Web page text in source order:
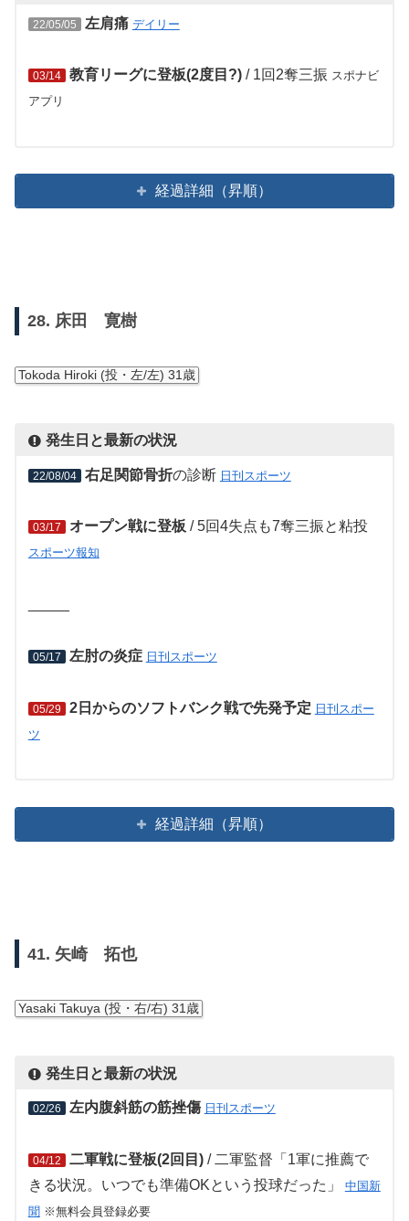
22/05/05 左肩痛 デイリー
03/14 教育リーグに登板(2度目?) / 1回2奪三振 スポナビ
アプリ
経過詳細（昇順）
28. 床田 寛樹
Tokoda Hiroki (投・左/左) 31歳
発生日と最新の状況
22/08/04 右足関節骨折の診断 日刊スポーツ
03/17 オープン戦に登板/ 5回4失点も7奪三振と粘投
スポーツ報知
05/17 左肘の炎症 日刊スポーツ
05/29 2日からのソフトバンク戦で先発予定 日刊スポー
ツ
経過詳細（昇順）
41. 矢崎 拓也
Yasaki Takuya (投・右/右) 31歳
発生日と最新の状況
02/26 左内腹斜筋の筋挫傷 日刊スポーツ
04/12 二軍戦に登板(2回目) / 二軍監督「1軍に推薦で
きる状況。いつでも準備OKという投球だった」 中国新
聞 ※無料会員登録必要